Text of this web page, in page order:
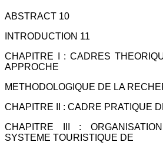
ABSTRACT 10
INTRODUCTION 11
CHAPITRE I : CADRES
APPROCHE
METHODOLOGIQUE DE LA
CHAPITRE II : CADRE PRATIQUE
CHAPITRE III :
SYSTEME TOURISTIQUE DE